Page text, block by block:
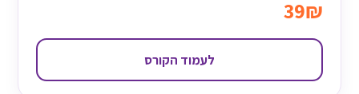
39₪
לעמוד הקורס